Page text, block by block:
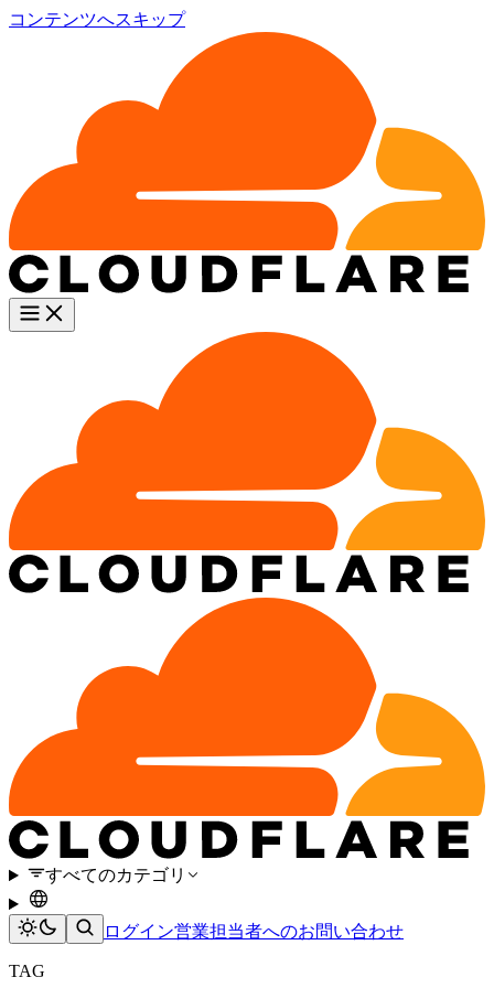
コンテンツへスキップ
すべてのカテゴリ
ログイン営業担当者へのお問い合わせ
TAG